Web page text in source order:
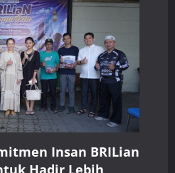
Insan BRILian